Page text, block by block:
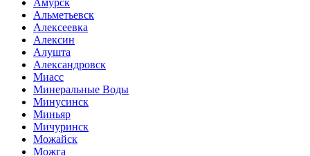
Альметьевск
Алексеевка
Алексин
Алушта
Александровск
Миасс
Минеральные Воды
Минусинск
Миньяр
Мичуринск
Можайск
Можга